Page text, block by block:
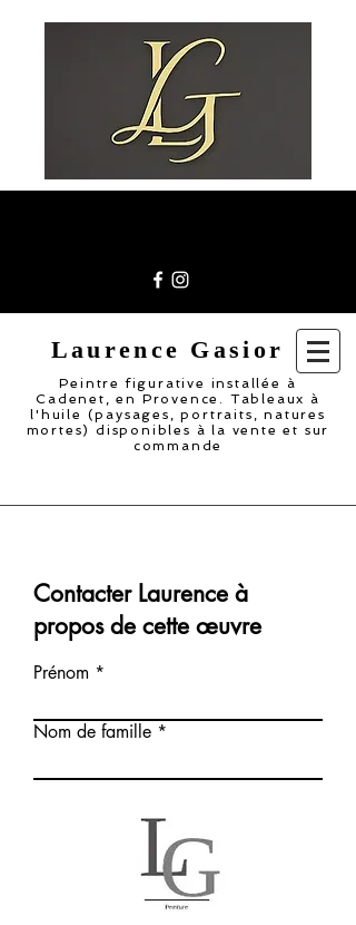
Laurence Gasior
Peintre figurative installée à
Cadenet, en Provence. Tableaux à
l'huile (paysages, portraits, natures
mortes) disponibles à la vente et sur
commande
Contacter Laurence à
propos de cette œuvre
Prénom
Nom de famille